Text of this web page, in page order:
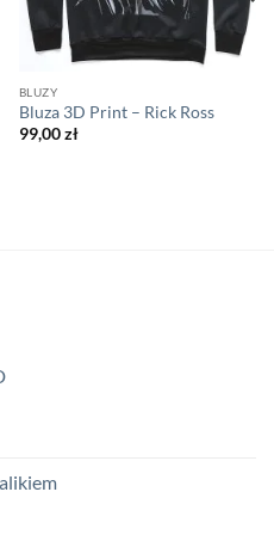
BLUZY
Bluza 3D Print – Rick Ross
99,00zł